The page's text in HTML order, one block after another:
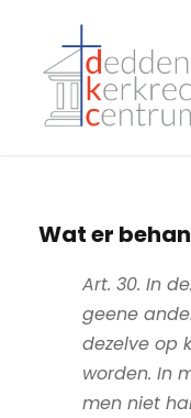
Wat er
Art. 30. In
geene
dezelve op
worden. In
men niet